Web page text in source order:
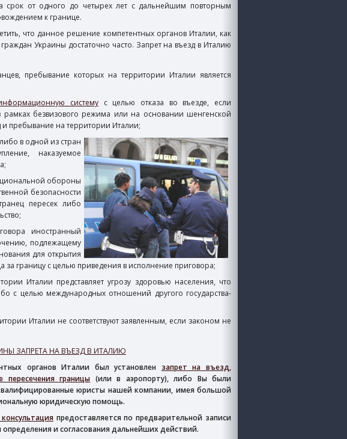
от одного до четырех лет с дальнейшим повторным
к границе.
что данное решение компетентных органов Италии, как
Украины достаточно часто. Запрет на въезд в Италию
пребывание которых на территории Италии является
систему с целью отказа во въезде, если
безвизового режима или на основании шенгенской
пребывание на территории Италии;
в одной из стран
наказуемое
обороны
безопасности
пересек либо
иностранный
подлежащему
для открытия
за границу с целью приведения в исполнение приговора;
Италии представляет угрозу здоровью населения, что
с целью международных отношений другого государства-
Италии не соответствуют заявленным, если законом не
ЗАПРЕТА НА ВЪЕЗД В ИТАЛИЮ
органов Италии был установлен запрет на въезд,
пересечения границы (или в аэропорту), либо Вы были
юристы нашей компании, имея большой
юридическую помощь.
предоставляется по предварительной записи
и согласования дальнейших действий.